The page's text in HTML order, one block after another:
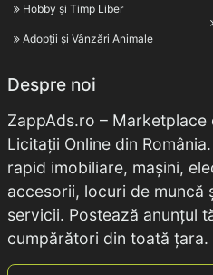
Hobby și Timp Liber
Adopții și Vânzări Animale
Despre noi
ZappAds.ro – Marketplace
Licitații Online din
rapid imobiliare, mașini,
accesorii, locuri de muncă
servicii. Postează anunțul
cumpărători din toată țara.